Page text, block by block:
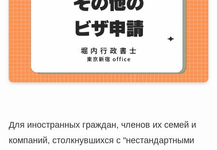
Для иностранных граждан, членов их семей и
компаний, столкнувшихся с "нестандартными